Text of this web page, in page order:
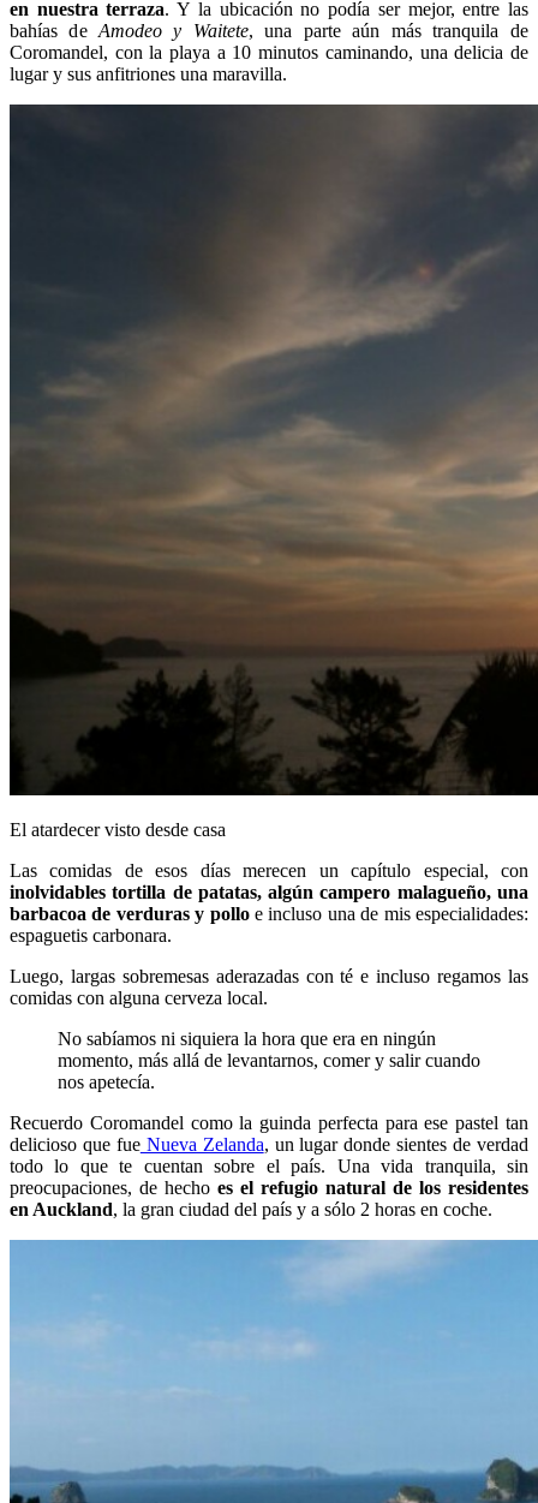
en nuestra terraza. Y la ubicación no podía ser mejor, entre las
bahías de Amodeo y Waitete, una parte aún más tranquila de
Coromandel, con la playa a 10 minutos caminando, una delicia de
lugar y sus anfitriones una maravilla.
El atardecer visto desde casa
Las comidas de esos días merecen un capítulo especial, con
inolvidables tortilla de patatas, algún campero malagueño, una
barbacoa de verduras y polloe incluso una de mis especialidades:
espaguetis carbonara.
Luego, largas sobremesas aderazadas con té e incluso regamos las
comidas con alguna cerveza local.
No sabíamos ni siquiera la hora que era en ningún
momento, más allá de levantarnos, comer y salir cuando
nos apetecía.
Recuerdo Coromandel como la guinda perfecta para ese pastel tan
delicioso que fueNueva Zelanda, un lugar donde sientes de verdad
todo lo que te cuentan sobre el país. Una vida tranquila, sin
preocupaciones, de hecho es el refugio natural de los residentes
en Auckland, la gran ciudad del país y a sólo 2 horas en coche.